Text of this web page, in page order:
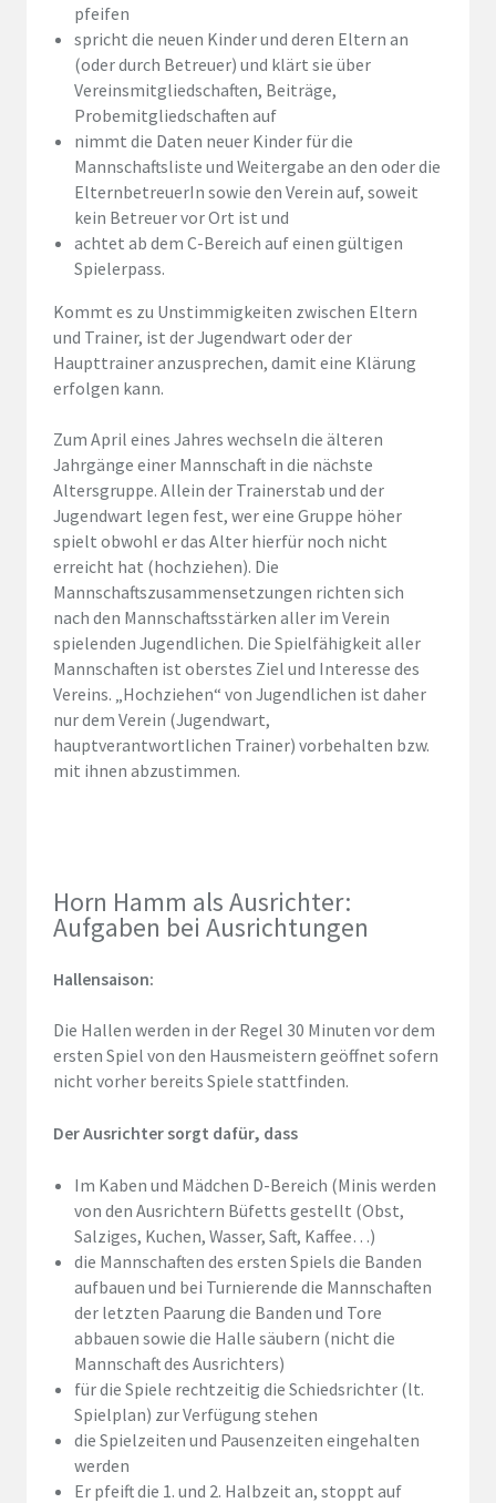
pfeifen
spricht die neuen Kinder und deren Eltern an
(oder durch Betreuer) und klärt sie über
Vereinsmitgliedschaften, Beiträge,
Probemitgliedschaften auf
nimmt die Daten neuer Kinder für die
Mannschaftsliste und Weitergabe an den oder die
ElternbetreuerIn sowie den Verein auf, soweit
kein Betreuer vor Ort ist und
achtet ab dem C-Bereich auf einen gültigen
Spielerpass.
Kommt es zu Unstimmigkeiten zwischen Eltern
und Trainer, ist der Jugendwart oder der
Haupttrainer anzusprechen, damit eine Klärung
erfolgen kann.
Zum April eines Jahres wechseln die älteren
Jahrgänge einer Mannschaft in die nächste
Altersgruppe. Allein der Trainerstab und der
Jugendwart legen fest, wer eine Gruppe höher
spielt obwohl er das Alter hierfür noch nicht
erreicht hat (hochziehen). Die
Mannschaftszusammensetzungen richten sich
nach den Mannschaftsstärken aller im Verein
spielenden Jugendlichen. Die Spielfähigkeit aller
Mannschaften ist oberstes Ziel und Interesse des
Vereins. „Hochziehen“ von Jugendlichen ist daher
nur dem Verein (Jugendwart,
hauptverantwortlichen Trainer) vorbehalten bzw.
mit ihnen abzustimmen.
Horn Hamm als Ausrichter:
Aufgaben bei Ausrichtungen
Hallensaison:
Die Hallen werden in der Regel 30 Minuten vor dem
ersten Spiel von den Hausmeistern geöffnet sofern
nicht vorher bereits Spiele stattfinden.
Der Ausrichter sorgt dafür, dass
Im Kaben und Mädchen D-Bereich (Minis werden
von den Ausrichtern Büfetts gestellt (Obst,
Salziges, Kuchen, Wasser, Saft, Kaffee…)
die Mannschaften des ersten Spiels die Banden
aufbauen und bei Turnierende die Mannschaften
der letzten Paarung die Banden und Tore
abbauen sowie die Halle säubern (nicht die
Mannschaft des Ausrichters)
für die Spiele rechtzeitig die Schiedsrichter (lt.
Spielplan) zur Verfügung stehen
die Spielzeiten und Pausenzeiten eingehalten
werden
Er pfeift die 1. und 2. Halbzeit an, stoppt auf